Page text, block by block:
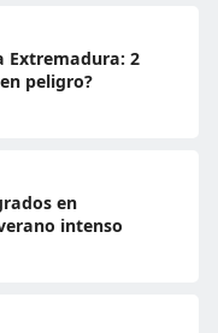
Extremadura: 2
peligro?
en
intenso